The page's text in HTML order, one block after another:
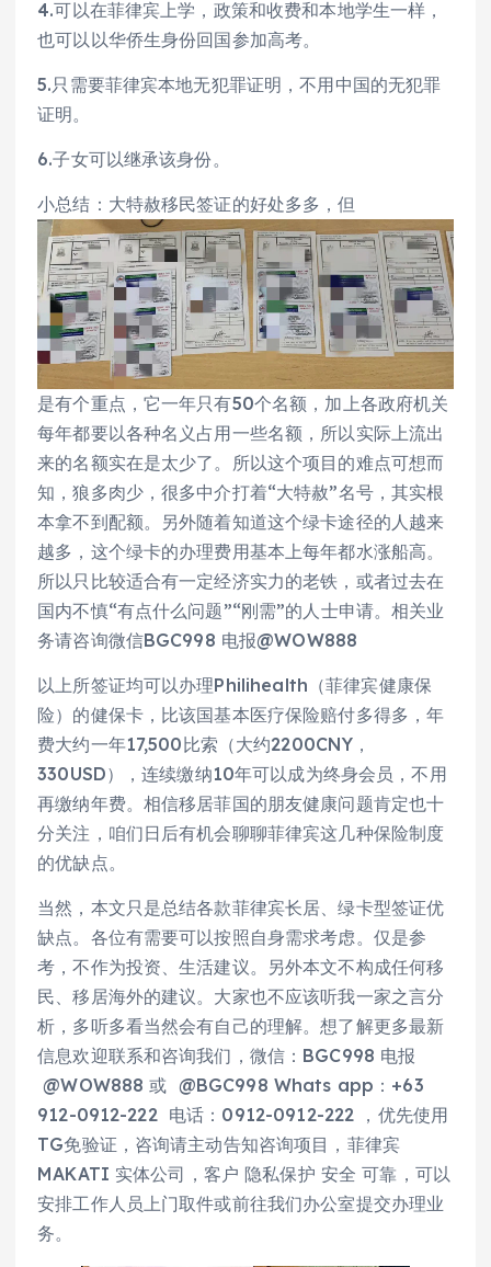
4.可以在菲律宾上学，政策和收费和本地学生一样，
也可以以华侨生身份回国参加高考。
5.只需要菲律宾本地无犯罪证明，不用中国的无犯罪
证明。
6.子女可以继承该身份。
小总结：大特赦移民签证的好处多多，但
是有个重点，它一年只有50个名额，加上各政府机关
每年都要以各种名义占用一些名额，所以实际上流出
来的名额实在是太少了。所以这个项目的难点可想而
知，狼多肉少，很多中介打着“大特赦”名号，其实根
本拿不到配额。另外随着知道这个绿卡途径的人越来
越多，这个绿卡的办理费用基本上每年都水涨船高。
所以只比较适合有一定经济实力的老铁，或者过去在
国内不慎“有点什么问题”“刚需”的人士申请。相关业
务请咨询微信BGC998 电报@WOW888
以上所签证均可以办理Philihealth（菲律宾健康保
险）的健保卡，比该国基本医疗保险赔付多得多，年
费大约一年17,500比索（大约2200CNY，
330USD），连续缴纳10年可以成为终身会员，不用
再缴纳年费。相信移居菲国的朋友健康问题肯定也十
分关注，咱们日后有机会聊聊菲律宾这几种保险制度
的优缺点。
当然，本文只是总结各款菲律宾长居、绿卡型签证优
缺点。各位有需要可以按照自身需求考虑。仅是参
考，不作为投资、生活建议。另外本文不构成任何移
民、移居海外的建议。大家也不应该听我一家之言分
析，多听多看当然会有自己的理解。想了解更多最新
信息欢迎联系和咨询我们，微信：BGC998 电报
@WOW888 或 @BGC998 Whats app：+63
912-0912-222 电话：0912-0912-222 ，优先使用
TG免验证，咨询请主动告知咨询项目，菲律宾
MAKATI 实体公司，客户 隐私保护 安全 可靠，可以
安排工作人员上门取件或前往我们办公室提交办理业
务。